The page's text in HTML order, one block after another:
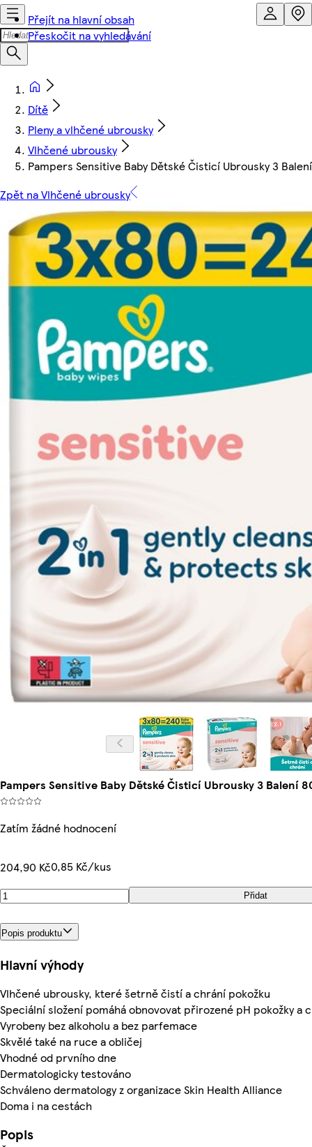
Přejít na hlavní obsah
Přeskočit na vyhledávání
Dítě
Pleny a vlhčené ubrousky
Vlhčené ubrousky
Pampers Sensitive Baby Dětské Čisticí Ubrousky 3
Zpět na Vlhčené ubrousky
Pampers Sensitive Baby Dětské Čisticí Ubrousky 3 Balení
Zatím žádné hodnocení
204,90 Kč0,85 Kč/kus
Přidat
Popis produktu
Hlavní výhody
Vlhčené ubrousky, které šetrně čistí a chrání pokožku
Speciální složení pomáhá obnovovat přirozené pH pokožky a
Vyrobeny bez alkoholu a bez parfemace
Skvělé také na ruce a obličej
Vhodné od prvního dne
Dermatologicky testováno
Schváleno dermatology z organizace Skin Health Alliance
Doma i na cestách
Popis